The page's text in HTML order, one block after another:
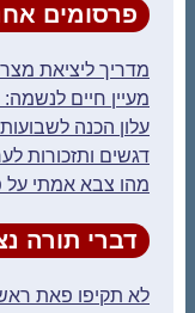
פרסומים
ליציאת מצרים
חיים לנשמה:
הכנה לשבועות
ותזכורות לערב
צבא אמתי על פי
דברי תורה
תקיפו פאת ראשכם –